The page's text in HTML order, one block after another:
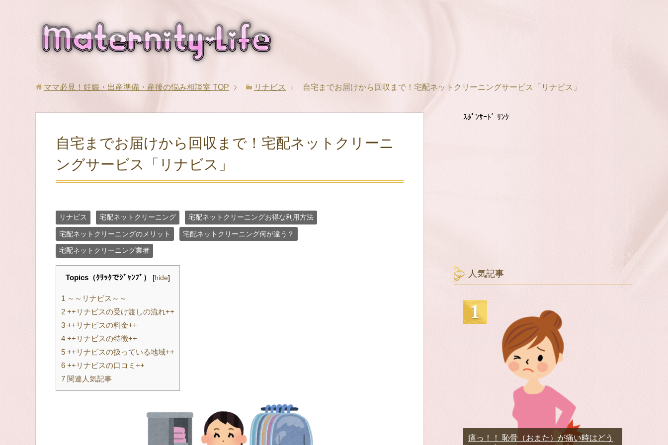
ママ必見！妊娠・出産準備・産後の悩み相談室 TOP リナビス 自宅までお届けから回収まで！宅配ネットクリーニングサービス「リナビス」
自宅までお届けから回収まで！宅配ネットクリーニ
ングサービス「リナビス」
リナビス 宅配ネットクリーニング 宅配ネットクリーニングお得な利用方法
宅配ネットクリーニングのメリット 宅配ネットクリーニング何が違う？
宅配ネットクリーニング業者
Topics（ｸﾘｯｸでｼﾞｬﾝﾌﾟ） [hide]
1 ～～リナビス～～
2 ++リナビスの受け渡しの流れ++
3 ++リナビスの料金++
4 ++リナビスの特徴++
5 ++リナビスの扱っている地域++
6 ++リナビスの口コミ++
7 関連人気記事
ｽﾎﾟﾝｻｰﾄﾞ ﾘﾝｸ
人気記事
痛っ！！ 恥骨（おまた）が痛い時はどう